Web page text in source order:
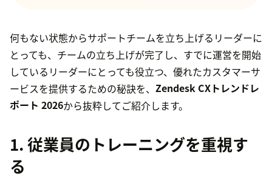
何もない状態からサポートチームを立ち上げるリーダーに
とっても、チームの立ち上げが完了し、すでに運営を開始
しているリーダーにとっても役立つ、優れたカスタマーサ
ービスを提供するための秘訣を、 Zendesk CXトレンドレ
ポート 2026から抜粋してご紹介します。
1. 従業員のトレーニングを重視す
る